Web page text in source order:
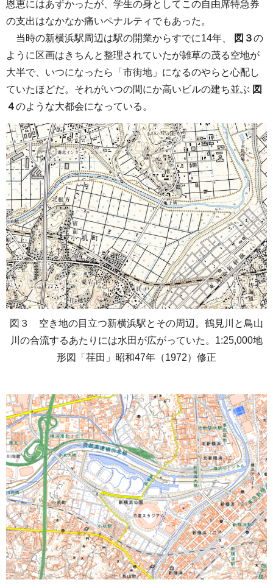
恩恵にはあずかったが、学生の身としてこの自由席特急券
の支出はなかなか痛いペナルティでもあった。
当時の新横浜駅周辺は駅の開業からすでに14年、
図３の
ように区画はきちんと整理されていたが雑草の茂る空地が
大半で、いつになったら「市街地」になるのやらと心配し
ていたほどだ。それがいつの間にか高いビルの建ち並ぶ 図
４のような大都会になっている。
図３ 空き地の目立つ新横浜駅とその周辺。鶴見川と鳥山
川の合流するあたりには水田が広がっていた。1:25,000地
形図「荏田」昭和47年（1972）修正